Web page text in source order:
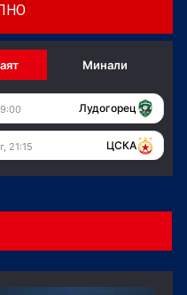
Минали
Лудогорец
21:15 ЦСКА